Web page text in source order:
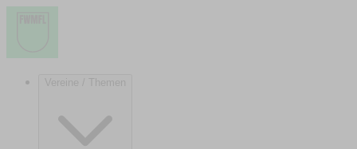
Vereine / Themen